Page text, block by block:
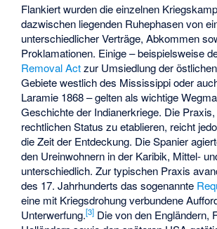
Flankiert wurden die einzelnen
dazwischen liegenden Ruhephasen von
unterschiedlicher Verträge, Abkommen
Proklamationen. Einige – beispielsweise
Removal Actzur Umsiedlung der
Gebiete westlich des Mississippi oder
Laramie 1868 – gelten als wichtige
Geschichte der Indianerkriege. Die
rechtlichen Status zu etablieren, reicht
die Zeit der Entdeckung. Die Spanier
den Ureinwohnern in der Karibik, Mittel-
unterschiedlich. Zur typischen Praxis
des 17. Jahrhunderts das sogenannte
eine mit Kriegsdrohung verbundene
Unterwerfung.[3] Die von den Engländern,